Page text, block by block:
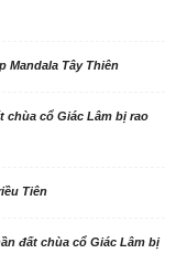
Mandala Tây Thiên
chùa cổ Giác Lâm bị rao
Tiên
đất chùa cổ Giác Lâm bị